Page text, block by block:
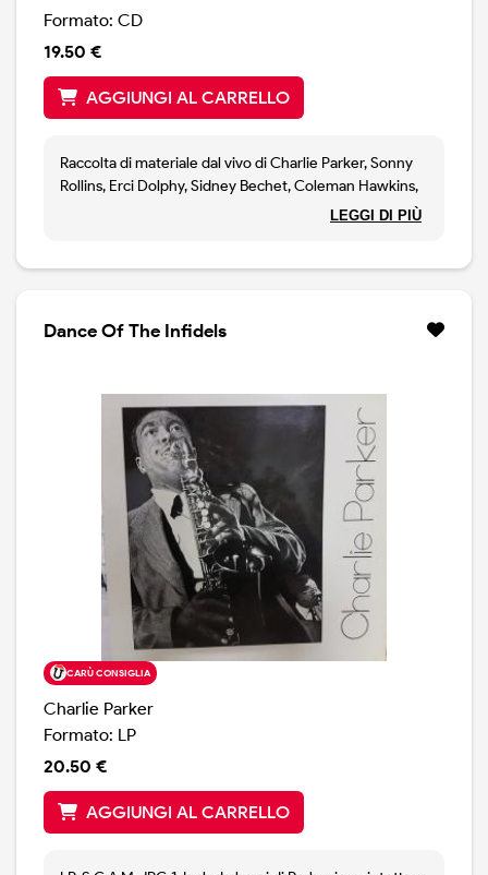
Formato: CD
19.50 €
AGGIUNGI AL CARRELLO
Raccolta di materiale dal vivo di Charlie Parker, Sonny
Rollins, Erci Dolphy, Sidney Bechet, Coleman Hawkins,
Dexter Gordon, Sonny Stitt, Cannonball Adderley e
LEGGI DI PIÙ
Dance Of The Infidels
CARÙ CONSIGLIA
Charlie Parker
Formato: LP
20.50 €
AGGIUNGI AL CARRELLO